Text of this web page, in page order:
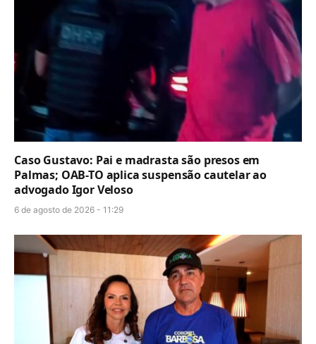
Caso Gustavo: Pai e madrasta são presos em
Palmas; OAB-TO aplica suspensão cautelar ao
advogado Igor Veloso
6 de agosto de 2026 - 11:29